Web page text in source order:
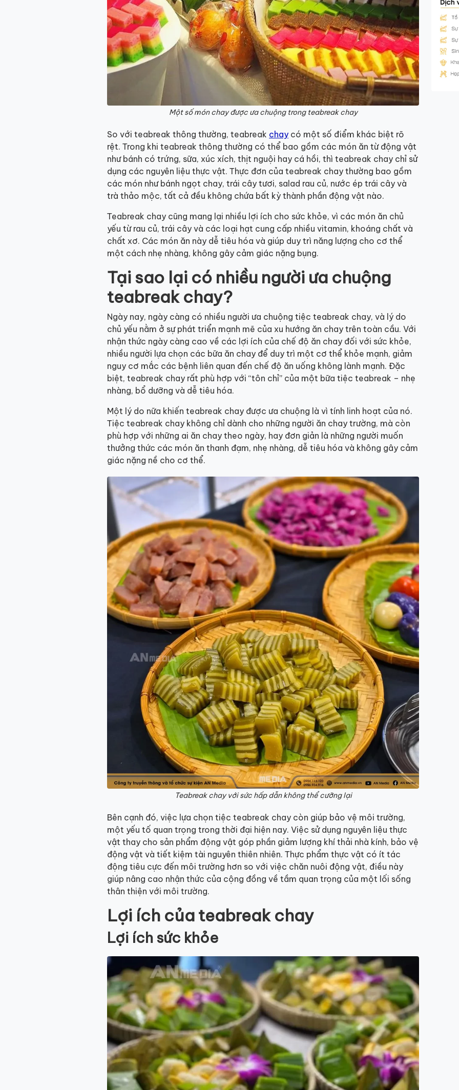
Một số món chay được ưa chuộng trong teabreak chay
So với teabreak thông thường, teabreak chay có một số điểm khác biệt rõ
rệt. Trong khi teabreak thông thường có thể bao gồm các món ăn từ động vật
như bánh có trứng, sữa, xúc xích, thịt nguội hay cá hồi, thì teabreak chay chỉ sử
dụng các nguyên liệu thực vật. Thực đơn của teabreak chay thường bao gồm
các món như bánh ngọt chay, trái cây tươi, salad rau củ, nước ép trái cây và
trà thảo mộc, tất cả đều không chứa bất kỳ thành phần động vật nào.
Teabreak chay cũng mang lại nhiều lợi ích cho sức khỏe, vì các món ăn chủ
yếu từ rau củ, trái cây và các loại hạt cung cấp nhiều vitamin, khoáng chất và
chất xơ. Các món ăn này dễ tiêu hóa và giúp duy trì năng lượng cho cơ thể
một cách nhẹ nhàng, không gây cảm giác nặng bụng.
Tại sao lại có nhiều người ưa chuộng
teabreak chay?
Ngày nay, ngày càng có nhiều người ưa chuộng tiệc teabreak chay, và lý do
chủ yếu nằm ở sự phát triển mạnh mẽ của xu hướng ăn chay trên toàn cầu. Với
nhận thức ngày càng cao về các lợi ích của chế độ ăn chay đối với sức khỏe,
nhiều người lựa chọn các bữa ăn chay để duy trì một cơ thể khỏe mạnh, giảm
nguy cơ mắc các bệnh liên quan đến chế độ ăn uống không lành mạnh. Đặc
biệt, teabreak chay rất phù hợp với “tôn chỉ” của một bữa tiệc teabreak – nhẹ
nhàng, bổ dưỡng và dễ tiêu hóa.
Một lý do nữa khiến teabreak chay được ưa chuộng là vì tính linh hoạt của nó.
Tiệc teabreak chay không chỉ dành cho những người ăn chay trường, mà còn
phù hợp với những ai ăn chay theo ngày, hay đơn giản là những người muốn
thưởng thức các món ăn thanh đạm, nhẹ nhàng, dễ tiêu hóa và không gây cảm
giác nặng nề cho cơ thể.
Teabreak chay với sức hấp dẫn không thể cưỡng lại
Bên cạnh đó, việc lựa chọn tiệc teabreak chay còn giúp bảo vệ môi trường,
một yếu tố quan trọng trong thời đại hiện nay. Việc sử dụng nguyên liệu thực
vật thay cho sản phẩm động vật góp phần giảm lượng khí thải nhà kính, bảo vệ
động vật và tiết kiệm tài nguyên thiên nhiên. Thực phẩm thực vật có ít tác
động tiêu cực đến môi trường hơn so với việc chăn nuôi động vật, điều này
giúp nâng cao nhận thức của cộng đồng về tầm quan trọng của một lối sống
thân thiện với môi trường.
Lợi ích của teabreak chay
Lợi ích sức khỏe